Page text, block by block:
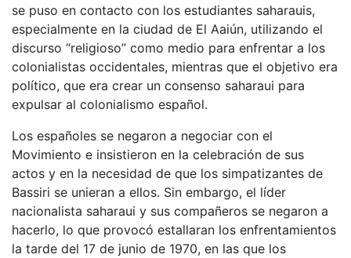
se puso en contacto con los estudiantes saharauis,
especialmente en la ciudad de El Aaiún, utilizando el
discurso “religioso” como medio para enfrentar a los
colonialistas occidentales, mientras que el objetivo era
político, que era crear un consenso saharaui para
expulsar al colonialismo español.
Los españoles se negaron a negociar con el
Movimiento e insistieron en la celebración de sus
actos y en la necesidad de que los simpatizantes de
Bassiri se unieran a ellos. Sin embargo, el líder
nacionalista saharaui y sus compañeros se negaron a
hacerlo, lo que provocó estallaran los enfrentamientos
la tarde del 17 de junio de 1970, en las que los